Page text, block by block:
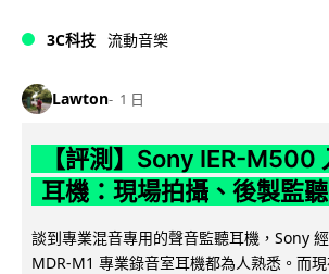
3C科技 流動音樂
Lawton 1 日
【評測】Sony IER-M500
耳機：現場拍攝、後製監
談到專業混音專用的聲音監聽耳機，Sony
MDR-M1 專業錄音室耳機都為人熟悉。而